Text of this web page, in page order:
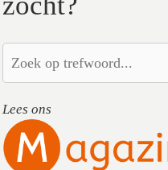
Lees ons